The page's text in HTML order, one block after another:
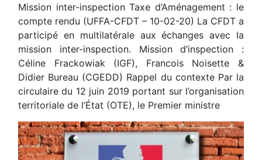
Mission inter-inspection Taxe d’Aménagement : le
compte rendu (UFFA-CFDT – 10-02-20) La CFDT a
participé en multilatérale aux échanges avec la
mission inter-inspection. Mission d’inspection :
Céline Frackowiak (IGF), Francois Noisette &
Didier Bureau (CGEDD) Rappel du contexte Par la
circulaire du 12 juin 2019 portant sur l’organisation
territoriale de l’État (OTE), le Premier ministre